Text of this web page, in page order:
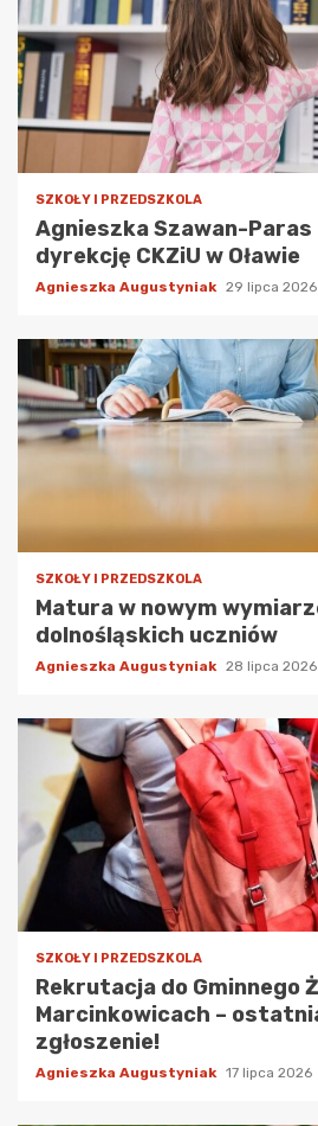
SZKOŁY I PRZEDSZKOLA
Agnieszka Szawan-Paras
dyrekcję CKZiU w Oławie
Agnieszka Augustyniak 29 lipca 2026
SZKOŁY I PRZEDSZKOLA
Matura w nowym
dolnośląskich uczniów
Agnieszka Augustyniak 28 lipca 2026
SZKOŁY I PRZEDSZKOLA
Rekrutacja do Gminnego
Marcinkowicach –
zgłoszenie!
Agnieszka Augustyniak 17 lipca 2026